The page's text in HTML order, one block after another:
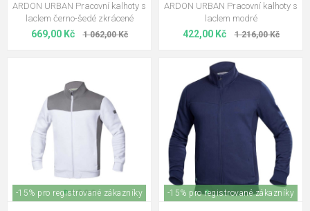
ARDON URBAN Pracovní kalhoty s
laclem černo-šedé zkrácené
669,00 Kč 1 062,00 Kč
ARDON URBAN Pracovní kalhoty s
laclem modré
422,00 Kč 1 216,00 Kč
-15% pro registrované zákazníky -15% pro registrované zákazníky